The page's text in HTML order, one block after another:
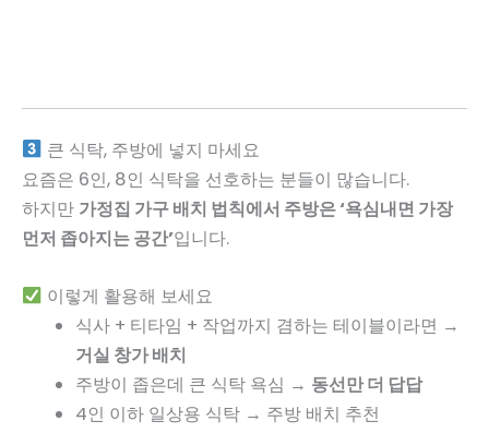
큰 식탁, 주방에 넣지 마세요
요즘은 6인, 8인 식탁을 선호하는 분들이 많습니다.
하지만 가정집 가구 배치 법칙에서 주방은 ‘욕심내면 가장
먼저 좁아지는 공간’입니다.
이렇게 활용해 보세요
식사 + 티타임 + 작업까지 겸하는 테이블이라면 →
거실 창가 배치
주방이 좁은데 큰 식탁 욕심 → 동선만 더 답답
4인 이하 일상용 식탁 → 주방 배치 추천